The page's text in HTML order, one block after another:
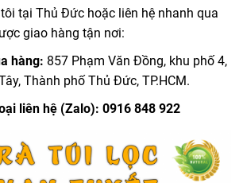
tại Thủ Đức hoặc liên hệ nhanh qua
giao hàng tận nơi:
hàng: 857 Phạm Văn Đồng, khu phố 4,
Thành phố Thủ Đức, TP.HCM.
liên hệ (Zalo): 0916 848 922